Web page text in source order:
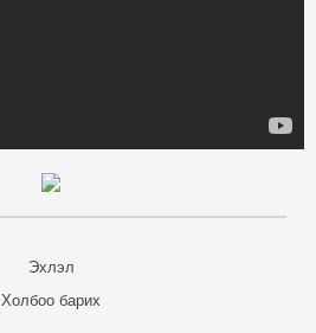
Эхлэл
Холбоо барих